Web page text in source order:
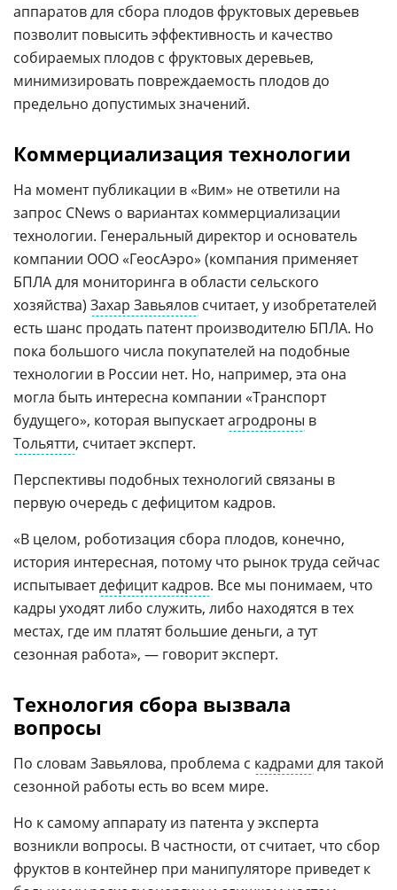
аппаратов для сбора плодов фруктовых деревьев
позволит повысить эффективность и качество
собираемых плодов с фруктовых деревьев,
минимизировать повреждаемость плодов до
предельно допустимых значений.
Коммерциализация технологии
На момент публикации в «Вим» не ответили на
запрос CNews о вариантах коммерциализации
технологии. Генеральный директор и основатель
компании ООО «ГеосАэро» (компания применяет
БПЛА для мониторинга в области сельского
хозяйства) Захар Завьялов считает, у изобретателей
есть шанс продать патент производителю БПЛА. Но
пока большого числа покупателей на подобные
технологии в России нет. Но, например, эта она
могла быть интересна компании «Транспорт
будущего», которая выпускаетагродроны в
Тольятти, считает эксперт.
Перспективы подобных технологий связаны в
первую очередь с дефицитом кадров.
«В целом, роботизация сбора плодов, конечно,
история интересная, потому что рынок труда сейчас
испытываетдефицит кадров. Все мы понимаем, что
кадры уходят либо служить, либо находятся в тех
местах, где им платят большие деньги, а тут
сезонная работа», — говорит эксперт.
Технология сбора вызвала
вопросы
По словам Завьялова, проблема с кадрами для такой
сезонной работы есть во всем мире.
Но к самому аппарату из патента у эксперта
возникли вопросы. В частности, от считает, что сбор
фруктов в контейнер при манипуляторе приведет к